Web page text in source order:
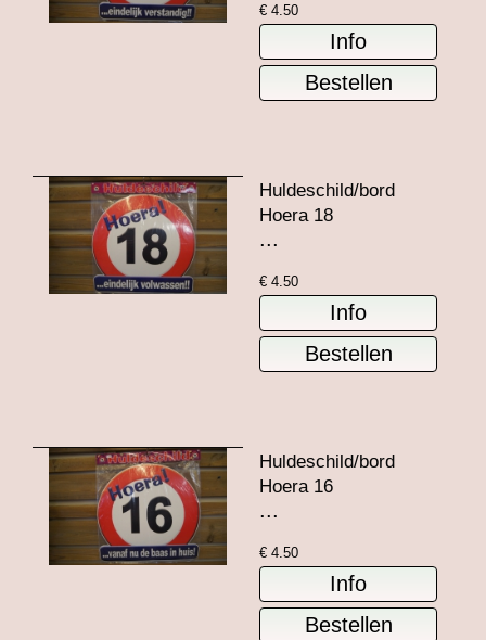
€ 4.50
Huldeschild/bord
Hoera 18
...
€ 4.50
Huldeschild/bord
Hoera 16
...
€ 4.50